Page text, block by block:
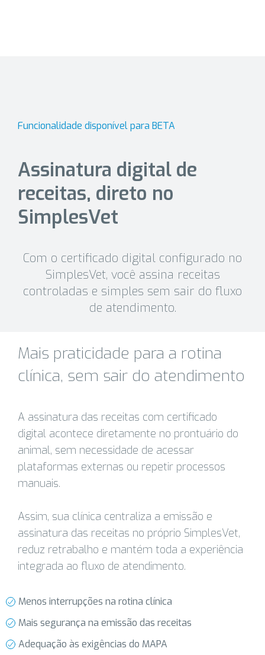
Funcionalidade disponível para BETA
Assinatura digital de
receitas, direto no
SimplesVet
Com o certificado digital configurado no
SimplesVet, você assina receitas
controladas e simples sem sair do fluxo
de atendimento.
Mais praticidade para a rotina
clínica, sem sair do atendimento
A assinatura das receitas com certificado
digital acontece diretamente no prontuário do
animal, sem necessidade de acessar
plataformas externas ou repetir processos
manuais.
Assim, sua clínica centraliza a emissão e
assinatura das receitas no próprio SimplesVet,
reduz retrabalho e mantém toda a experiência
integrada ao fluxo de atendimento.
Menos interrupções na rotina clínica
Mais segurança na emissão das receitas
Adequação às exigências do MAPA